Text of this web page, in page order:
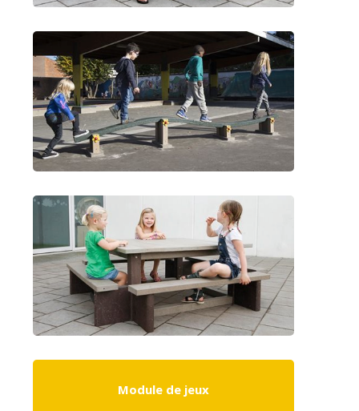
Module de jeux